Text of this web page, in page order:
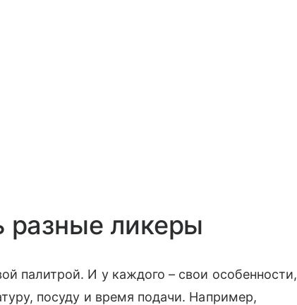
разные ликеры
палитрой. И у каждого – свои особенности,
посуду и время подачи. Например,